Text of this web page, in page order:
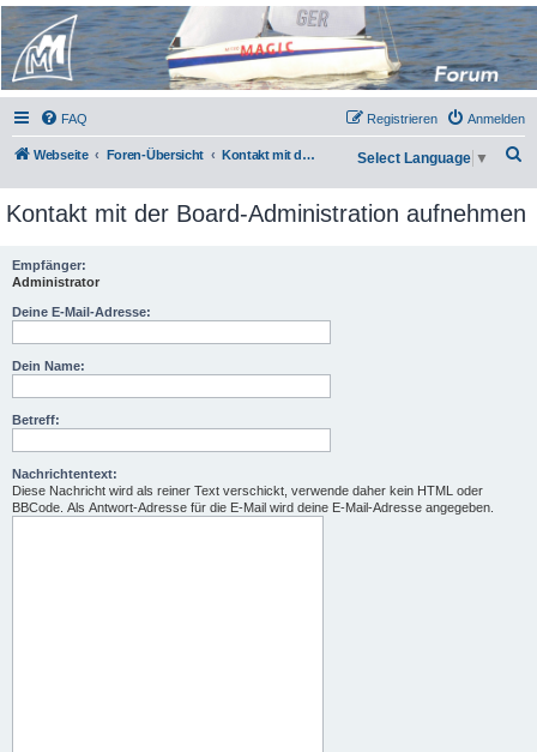
Micro Magic Forum
Deutschland
FAQ Anmelden
Registrieren
Webseite Foren-Übersicht Kontakt mit der Board-Administration aufnehmen
c
Select Language ▼
Kontakt mit der Board-Administration aufnehmen
Empfänger:
Administrator
Deine E-Mail-Adresse:
Dein Name:
Betreff:
Nachrichtentext:
Diese Nachricht wird als reiner Text verschickt, verwende daher kein HTML oder
BBCode. Als Antwort-Adresse für die E-Mail wird deine E-Mail-Adresse angegeben.